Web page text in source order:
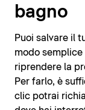
bagno
Puoi salvare il
modo
riprendere la
Per farlo, è
clic potrai